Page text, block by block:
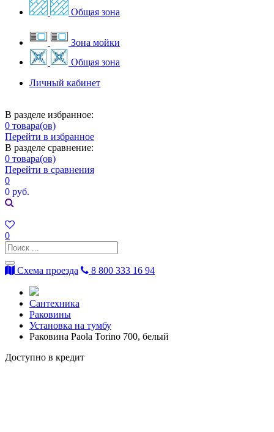
Общая зона
Зона мойки
Общая зона
Личный кабинет
В разделе избранное:
0 товара(ов)
Перейти в избранное
В разделе сравнение:
0 товара(ов)
Перейти в сравнения
0
0 руб.
0
Схема проезда 8 800 333 16 94
Сантехника
Раковины
Установка на тумбу
Раковина Paola Torino 700, белый
Доступно в кредит